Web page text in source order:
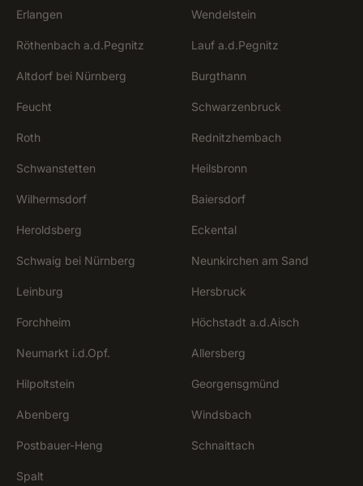
Erlangen Wendelstein
Röthenbach a.d.Pegnitz Lauf a.d.Pegnitz
Altdorf bei Nürnberg Burgthann
Feucht Schwarzenbruck
Roth Rednitzhembach
Schwanstetten Heilsbronn
Wilhermsdorf Baiersdorf
Heroldsberg Eckental
Schwaig bei Nürnberg Neunkirchen am Sand
Leinburg Hersbruck
Forchheim Höchstadt a.d.Aisch
Neumarkt i.d.Opf. Allersberg
Hilpoltstein Georgensgmünd
Abenberg Windsbach
Postbauer-Heng Schnaittach
Spalt